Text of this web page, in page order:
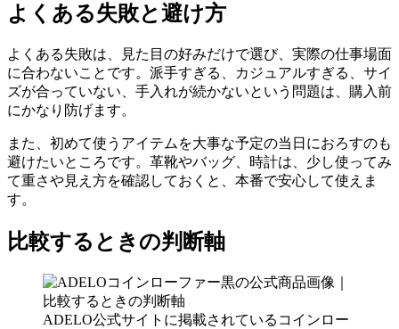
よくある失敗と避け方
よくある失敗は、見た目の好みだけで選び、実際の仕事場面
に合わないことです。派手すぎる、カジュアルすぎる、サイ
ズが合っていない、手入れが続かないという問題は、購入前
にかなり防げます。
また、初めて使うアイテムを大事な予定の当日におろすのも
避けたいところです。革靴やバッグ、時計は、少し使ってみ
て重さや見え方を確認しておくと、本番で安心して使えま
す。
比較するときの判断軸
ADELO公式サイトに掲載されているコインロー